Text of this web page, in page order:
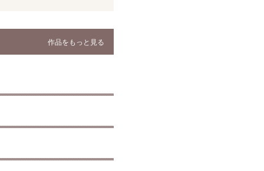
作品をもっと見る